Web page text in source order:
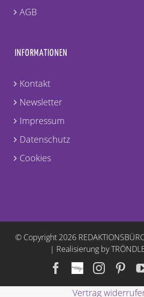
AGB
INFORMATIONEN
Kontakt
Newsletter
Impressum
Datenschutz
Cookies
© Copyright 2026
| Realisierung by
Facebook
Facebook
Gruppe
Instagram
Vertrag